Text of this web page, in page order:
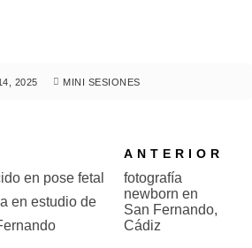
2025 MINI SESIONES
ANTERIOR
fotografía
newborn en
San Fernando,
Cádiz